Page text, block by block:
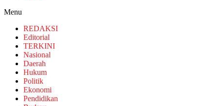
Menu
REDAKSI
Editorial
TERKINI
Nasional
Daerah
Hukum
Politik
Ekonomi
Pendidikan